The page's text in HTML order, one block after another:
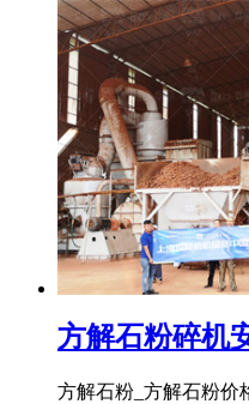
方解石粉碎机
方解石粉_方解石粉价